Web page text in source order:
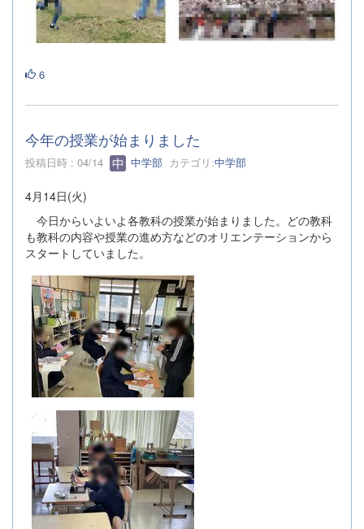
6
今年の授業が始まりました
投稿日時 : 04/14 中学部 カテゴリ:中学部
4月14日(火)
今日からいよいよ各教科の授業が始まりました。どの教科
も教科の内容や授業の進め方などのオリエンテーションから
スタートしていました。